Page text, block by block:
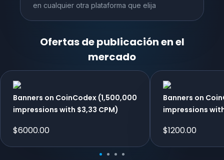
en cualquier otra plataforma que elija
Ofertas de publicación en el
mercado
Banners on CoinCodex (1,500,000
impressions with $3,33 CPM)
$6000.00
Banners on
impressions
$1200.00